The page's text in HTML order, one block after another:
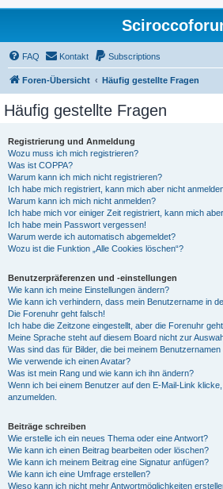
FAQ Kontakt Subscriptions
Foren-Übersicht Häufig gestellte Fragen
Häufig gestellte Fragen
Registrierung und Anmeldung
Wozu muss ich mich registrieren?
Was ist COPPA?
Warum kann ich mich nicht registrieren?
Ich habe mich registriert, kann mich aber nicht
Warum kann ich mich nicht anmelden?
Ich habe mich vor einiger Zeit registriert, kann mich
Ich habe mein Passwort vergessen!
Warum werde ich automatisch abgemeldet?
Wozu ist die Funktion „Alle Cookies löschen“?
Benutzerpräferenzen und -einstellungen
Wie kann ich meine Einstellungen ändern?
Wie kann ich verhindern, dass mein Benutzername in
Die Forenuhr geht falsch!
Ich habe die Zeitzone eingestellt, aber die Forenuhr
Meine Sprache steht auf diesem Board nicht zur
Was sind das für Bilder, die bei meinem
Wie verwende ich einen Avatar?
Was ist mein Rang und wie kann ich ihn ändern?
Wenn ich bei einem Benutzer auf den E-Mail-Link
anzumelden.
Beiträge schreiben
Wie erstelle ich ein neues Thema oder eine Antwort?
Wie kann ich einen Beitrag bearbeiten oder löschen?
Wie kann ich meinem Beitrag eine Signatur anfügen?
Wie kann ich eine Umfrage erstellen?
Wieso kann ich nicht mehr Antwortmöglichkeiten